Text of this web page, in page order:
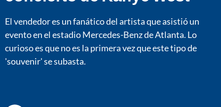
El vendedor es un fanático del artista que asistió un
evento en el estadio Mercedes-Benz de Atlanta. Lo
curioso es que no es la primera vez que este tipo de
'souvenir' se subasta.